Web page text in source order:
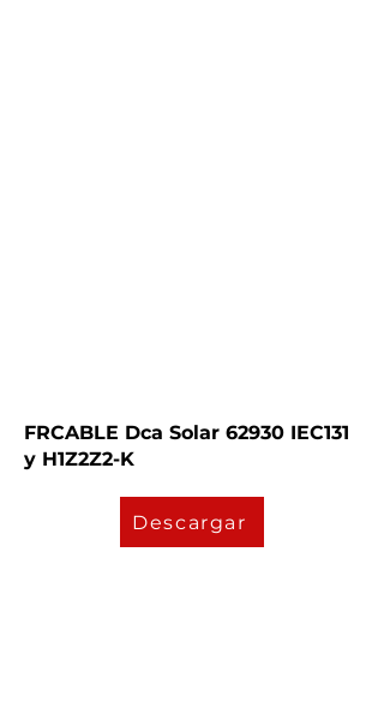
FRCABLE Dca Solar 62930 IEC131
y H1Z2Z2-K
Descargar